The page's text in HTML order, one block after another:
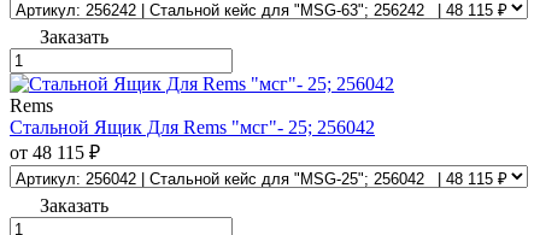
Заказать
Rems
Стальной Ящик Для Rems "мсг"- 25; 256042
от 48 115 ₽
Заказать